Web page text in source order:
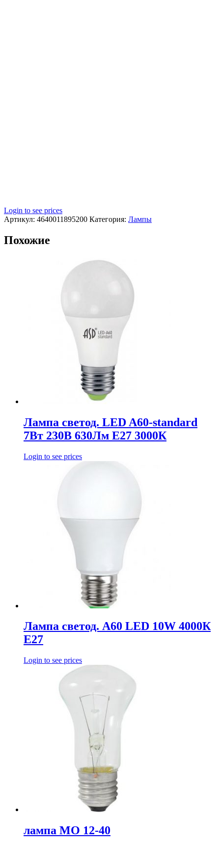
Login to see prices
Артикул: 4640011895200 Категория: Лампы
Похожие
Лампа светод. LED A60-standard
7Вт 230В 630Лм E27 3000К
Login to see prices
Лампа светод. A60 LED 10W 4000К
E27
Login to see prices
лампа МО 12-40